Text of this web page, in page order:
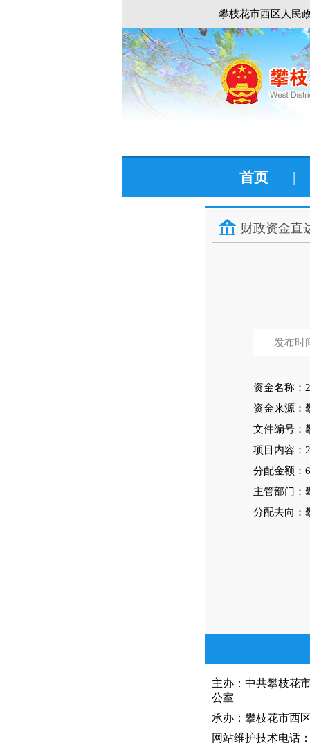
攀枝花市西区人民
首页 |
财政资金直
发布时
资金名称：
资金来源：
文件编号：
项目内容：
分配金额：
主管部门：
分配去向：
主办：中共攀枝
公室
承办：攀枝花市西
网站维护技术电话